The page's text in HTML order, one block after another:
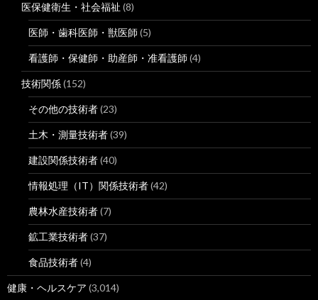
医保健衛生・社会福祉 (8)
医師・歯科医師・獣医師 (5)
看護師・保健師・助産師・准看護師 (4)
技術関係(152)
その他の技術者(23)
土木・測量技術者(39)
建設関係技術者(40)
情報処理（IT）関係技術者(42)
農林水産技術者(7)
鉱工業技術者(37)
食品技術者(4)
健康・ヘルスケア (3,014)